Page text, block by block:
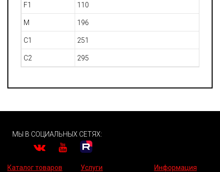
F1 110
M 196
C1 251
C2 295
МЫ В СОЦИАЛЬНЫХ СЕТЯХ:
Каталог товаров Услуги
Информация